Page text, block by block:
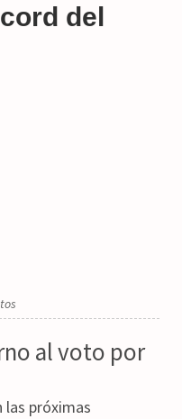
del
al voto por
las próximas